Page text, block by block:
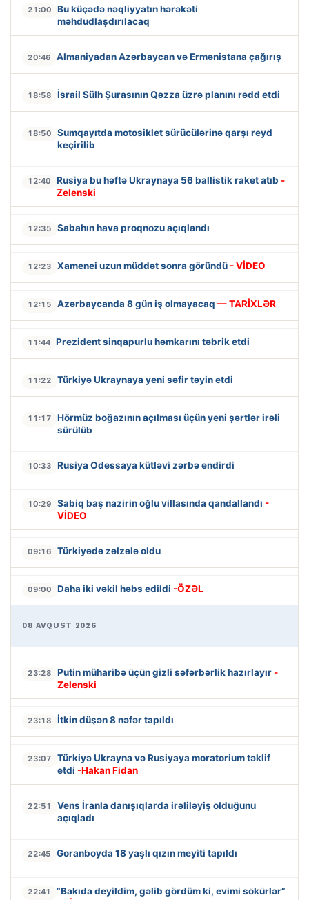
21:00
Bu küçədə nəqliyyatın hərəkəti
məhdudlaşdırılacaq
20:46 Almaniyadan Azərbaycan və Ermənistana çağırış
18:58 İsrail Sülh Şurasının Qəzza üzrə planını rədd etdi
18:50
Sumqayıtda motosiklet sürücülərinə qarşı reyd
keçirilib
12:40 Rusiya bu həftə Ukraynaya 56 ballistik raket atıb -
Zelenski
12:35 Sabahın hava proqnozu açıqlandı
12:23 Xamenei uzun müddət sonra göründü - VİDEO
12:15 Azərbaycanda 8 gün iş olmayacaq — TARİXLƏR
11:44 Prezident sinqapurlu həmkarını təbrik etdi
11:22 Türkiyə Ukraynaya yeni səfir təyin etdi
11:17
Hörmüz boğazının açılması üçün yeni şərtlər irəli
sürülüb
10:33 Rusiya Odessaya kütləvi zərbə endirdi
10:29 Sabiq baş nazirin oğlu villasında qandallandı -
VİDEO
09:16 Türkiyədə zəlzələ oldu
09:00 Daha iki vəkil həbs edildi -ÖZƏL
08 AVQUST 2026
23:28 Putin müharibə üçün gizli səfərbərlik hazırlayır -
Zelenski
23:18 İtkin düşən 8 nəfər tapıldı
23:07
Türkiyə Ukrayna və Rusiyaya moratorium təklif
etdi -Hakan Fidan
22:51
Vens İranla danışıqlarda irəliləyiş olduğunu
açıqladı
22:45 Goranboyda 18 yaşlı qızın meyiti tapıldı
22:41
“Bakıda deyildim, gəlib gördüm ki, evimi sökürlər”